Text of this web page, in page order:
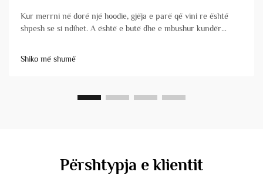
Kur merrni në dorë një hoodie, gjëja e parë që vini re është
shpesh se si ndihet. A është e butë dhe e mbushur kundër
Shiko më shumë
Përshtypja e klientit